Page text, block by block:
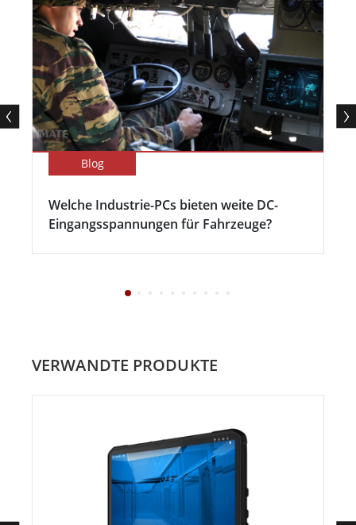
Blog
Welche Industrie-PCs bieten weite DC-
Eingangsspannungen für Fahrzeuge?
VERWANDTE PRODUKTE